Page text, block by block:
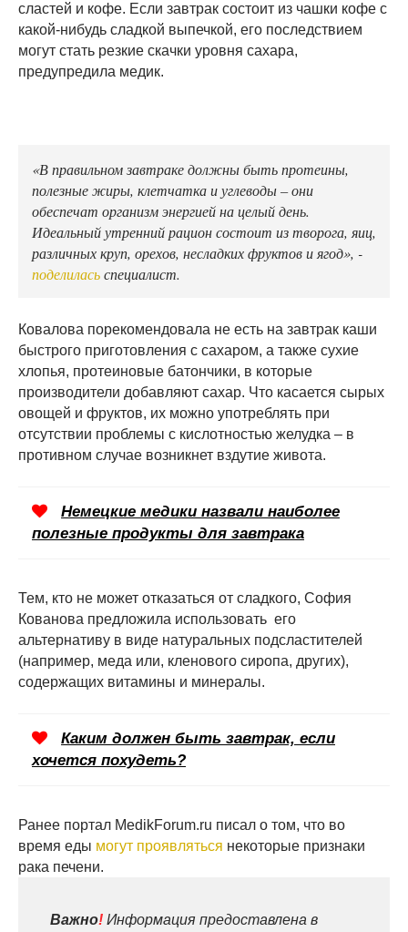
сластей и кофе. Если завтрак состоит из чашки кофе с
какой-нибудь сладкой выпечкой, его последствием
могут стать резкие скачки уровня сахара,
предупредила медик.
«В правильном завтраке должны быть протеины,
полезные жиры, клетчатка и углеводы – они
обеспечат организм энергией на целый день.
Идеальный утренний рацион состоит из творога, яиц,
различных круп, орехов, несладких фруктов и ягод», -
поделиласьспециалист.
Ковалова порекомендовала не есть на завтрак каши
быстрого приготовления с сахаром, а также сухие
хлопья, протеиновые батончики, в которые
производители добавляют сахар. Что касается сырых
овощей и фруктов, их можно употреблять при
отсутствии проблемы с кислотностью желудка – в
противном случае возникнет вздутие живота.
Немецкие медики назвали наиболее
полезные продукты для завтрака
Тем, кто не может отказаться от сладкого, София
Кованова предложила использовать его
альтернативу в виде натуральных подсластителей
(например, меда или, кленового сиропа, других),
содержащих витамины и минералы.
Каким должен быть завтрак, если
хочется похудеть?
Ранее портал MedikForum.ru писал о том, что во
время еды могут проявляться некоторые признаки
рака печени.
Важно! Информация предоставлена в